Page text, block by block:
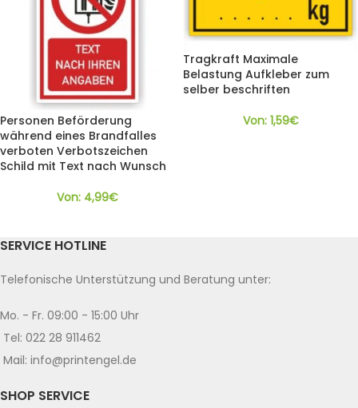
Personen Beförderung
während eines Brandfalles
verboten Verbotszeichen
Schild mit Text nach Wunsch
Von: 4,99€
Tragkraft Maximale
Belastung Aufkleber zum
selber beschriften
Von: 1,59€
SERVICE HOTLINE
Telefonische Unterstützung und Beratung unter:
Mo. - Fr. 09:00 - 15:00 Uhr
Tel: 022 28 911462
Mail: info@printengel.de
SHOP SERVICE